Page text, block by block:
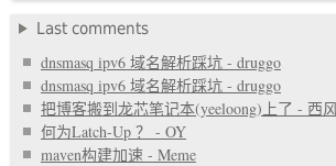
Last comments
dnsmasq ipv6 域名解析踩坑 - druggo
dnsmasq ipv6 域名解析踩坑 - druggo
把博客搬到龙芯笔记本(yeeloong)上了 - 西
何为Latch-Up ？ - OY
maven构建加速 - Meme